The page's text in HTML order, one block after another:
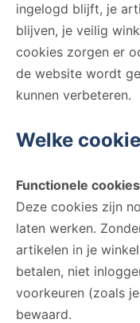
ingelogd blijft, je
blijven, je veilig
cookies zorgen er
de website wordt
kunnen verbeteren.
Welke
Functionele cookies
Deze cookies zijn
laten werken.
artikelen in je
betalen, niet
voorkeuren (zoals
bewaard.